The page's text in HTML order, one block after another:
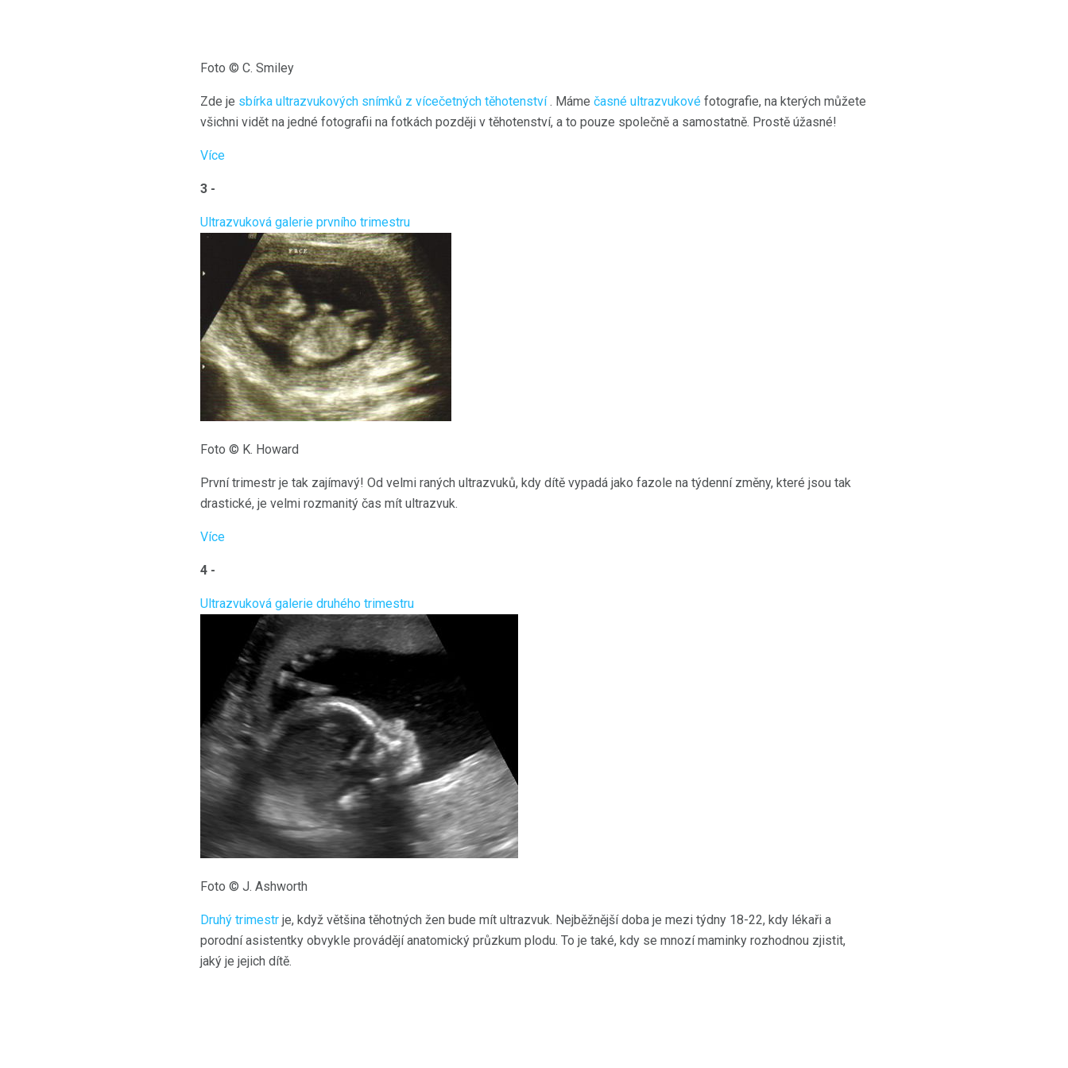
Foto © C. Smiley
Zde je sbírka ultrazvukových snímků z vícečetných těhotenství. Máme časné ultrazvukové fotografie, na kterých můžete
všichni vidět na jedné fotografii na fotkách později v těhotenství, a to pouze společně a samostatně. Prostě úžasné!
Více
3 -
Ultrazvuková galerie prvního trimestru
Foto © K. Howard
První trimestr je tak zajímavý! Od velmi raných ultrazvuků, kdy dítě vypadá jako fazole na týdenní změny, které jsou tak
drastické, je velmi rozmanitý čas mít ultrazvuk.
Více
4 -
Ultrazvuková galerie druhého trimestru
Foto © J. Ashworth
Druhý trimestr je, když většina těhotných žen bude mít ultrazvuk. Nejběžnější doba je mezi týdny 18-22, kdy lékaři a
porodní asistentky obvykle provádějí anatomický průzkum plodu. To je také, kdy se mnozí maminky rozhodnou zjistit,
jaký je jejich dítě.